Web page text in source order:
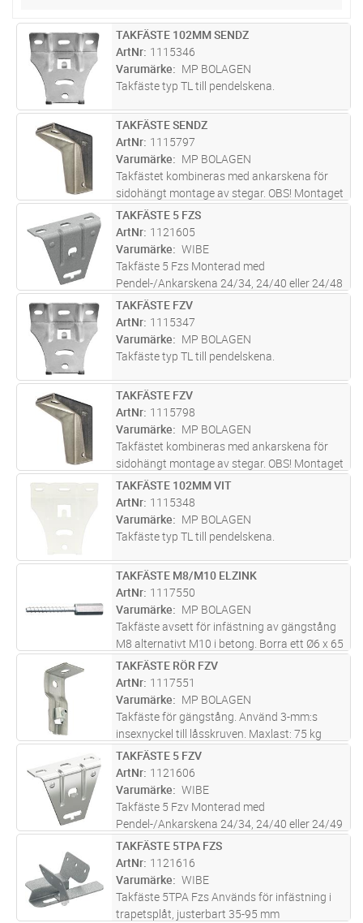
ST Lägg i kundvagn
TAKFÄSTE 102MM SENDZ
ArtNr 1115346
Varumärke
MP BOLAGEN
Takfäste typ TL till pendelskena.
ST Lägg i kundvagn
TAKFÄSTE SENDZ
ArtNr 1115797
Varumärke
MP BOLAGEN
Takfästet kombineras med ankarskena för
sidohängt montage av stegar. OBS! Montaget
klarar större belastningar än motsvarande
takpendlar typ MP-V. När ankarskena 41x41
monteras använd bricka MP-244
ST Lägg i kundvagn
TAKFÄSTE 5 FZS
ArtNr 1121605
Varumärke
WIBE
Takfäste 5 Fzs Monterad med
Pendel-/Ankarskena 24/34, 24/40 eller 24/48
ST Lägg i kundvagn
TAKFÄSTE FZV
ArtNr 1115347
Varumärke
MP BOLAGEN
Takfäste typ TL till pendelskena.
ST Lägg i kundvagn
TAKFÄSTE FZV
ArtNr 1115798
Varumärke
MP BOLAGEN
Takfästet kombineras med ankarskena för
sidohängt montage av stegar. OBS! Montaget
klarar större belastningar än motsvarande
takpendlar typ MP-V. När ankarskena 41x41
monteras använd bricka MP-244
ST Lägg i kundvagn
TAKFÄSTE 102MM VIT
ArtNr 1115348
Varumärke
MP BOLAGEN
Takfäste typ TL till pendelskena.
ST Lägg i kundvagn
TAKFÄSTE M8/M10 ELZINK
ArtNr 1117550
Varumärke
MP BOLAGEN
Takfäste avsett för infästning av gängstång
M8 alternativt M10 i betong. Borra ett Ø6 x 65
mm hål i underlaget skruva takfästet i hålet. I
osprucken betong K25 är utdragskraften 400
kg med trefaldig ...läs mer
ST Lägg i kundvagn
TAKFÄSTE RÖR FZV
ArtNr 1117551
Varumärke
MP BOLAGEN
Takfäste för gängstång. Använd 3-mm:s
insexnyckel till låsskruven. Maxlast: 75 kg
Brottlast: = 1,7 ggr maxlast.
ST Lägg i kundvagn
TAKFÄSTE 5 FZV
ArtNr 1121606
Varumärke
WIBE
Takfäste 5 Fzv Monterad med
Pendel-/Ankarskena 24/34, 24/40 eller 24/49
ST Lägg i kundvagn
TAKFÄSTE 5TPA FZS
ArtNr 1121616
Varumärke
WIBE
Takfäste 5TPA Fzs Används för infästning i
trapetsplåt, justerbart 35-95 mm